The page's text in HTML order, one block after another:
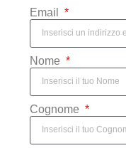
Email
Nome
Cognome